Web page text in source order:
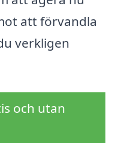
att förvandla
verkligen
och utan